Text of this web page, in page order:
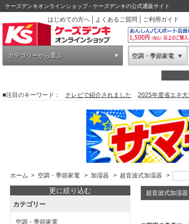
ケーズデンキオンラインショップ - ケーズデンキの公式通販サイト
はじめての方へ
よくあるご質問 ご利用ガイド
カテゴリーから選ぶ 空調・季節家電
■注目のキーワード： テレビで紹介されました 2025年度省エネ大
ホーム > 空調・季節家電 > 加湿器 > 超音波式加湿器 >
更に絞り込む
カテゴリー
空調・季節家電
超音波式加湿器